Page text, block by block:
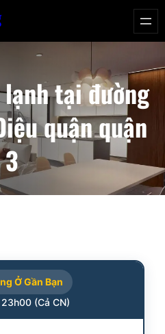
lạnh tại đường
quận quận
3
Ở Gần Bạn
(Cả CN)